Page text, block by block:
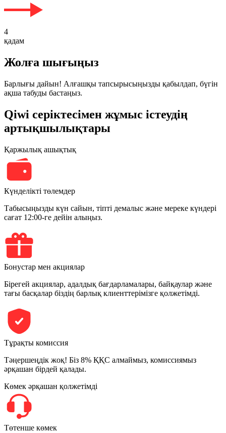
4
қадам
Жолға шығыңыз
Барлығы дайын! Алғашқы тапсырысыңызды қабылдап, бүгін
ақша табуды бастаңыз.
Qiwi серіктесімен жұмыс істеудің
артықшылықтары
Қаржылық ашықтық
Күнделікті төлемдер
Табысыңызды күн сайын, тіпті демалыс және мереке күндері
сағат 12:00-ге дейін алыңыз.
Бонустар мен акциялар
Бірегей акциялар, адалдық бағдарламалары, байқаулар және
тағы басқалар біздің барлық клиенттерімізге қолжетімді.
Тұрақты комиссия
Тәңершеңдік жоқ! Біз 8% ҚҚС алмаймыз, комиссиямыз
әрқашан бірдей қалады.
Көмек әрқашан қолжетімді
Төтенше көмек